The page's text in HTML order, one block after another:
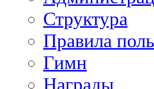
Структура
Правила
Гимн
Награды